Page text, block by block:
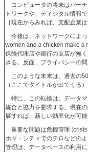
コンピュータの将来はバー
トワークや、ディジタル情報
［現在からみれば、支配企業
今後は、ネットワークによっ
women and a chicken make a
保険代理店や銀行の支店が無
きる。反面、プライバシーの
このような未来は、過去の
（ここでタイトルが出てくる
特に、この転換は、データ
統合と協力を要求する。現在
展すれば、新しい効率化が可能
重要な問題は危機管理 (crisis
ホマ・シティでのテロなどの
管理は、データベースの利用